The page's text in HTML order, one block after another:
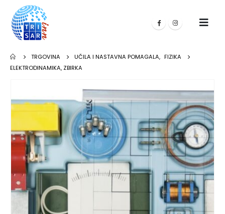
TRGOVINA UČILA I NASTAVNA POMAGALA, FIZIKA
ELEKTRODINAMIKA, ZBIRKA